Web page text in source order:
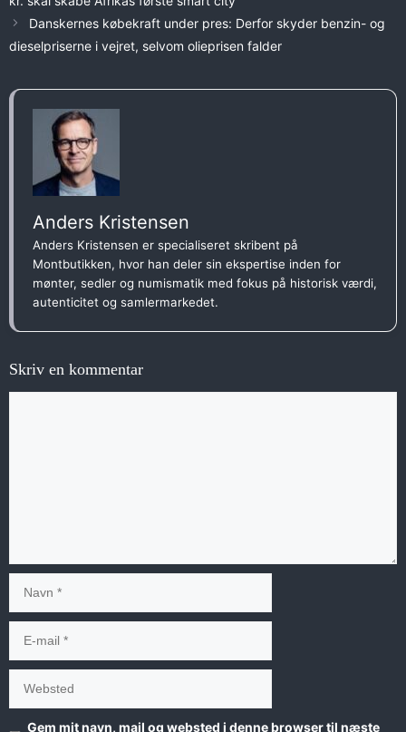
Danskernes købekraft under pres: Derfor skyder benzin- og
dieselpriserne i vejret, selvom olieprisen falder
Anders Kristensen
Anders Kristensen er specialiseret skribent på
Montbutikken, hvor han deler sin ekspertise inden for
mønter, sedler og numismatik med fokus på historisk værdi,
autenticitet og samlermarkedet.
Skriv en kommentar
mail
Gem mit navn, mail og websted i denne browser til næste